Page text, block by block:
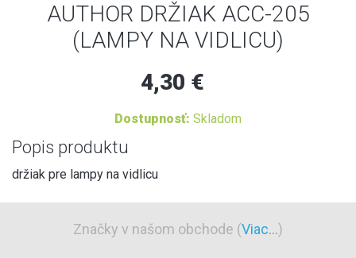
AUTHOR DRŽIAK ACC-205
(LAMPY NA VIDLICU)
4,30 €
Dostupnosť: Skladom
Popis produktu
držiak pre lampy na vidlicu
Značky v našom obchode (Viac...)